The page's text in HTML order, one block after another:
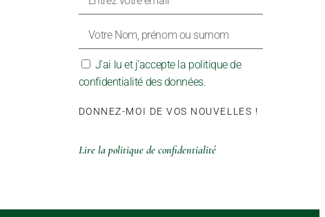
J'ai lu et j'accepte la politique de
confidentialité des données.
DONNEZ-MOI DE VOS NOUVELLES !
Lire la politique de confidentialité